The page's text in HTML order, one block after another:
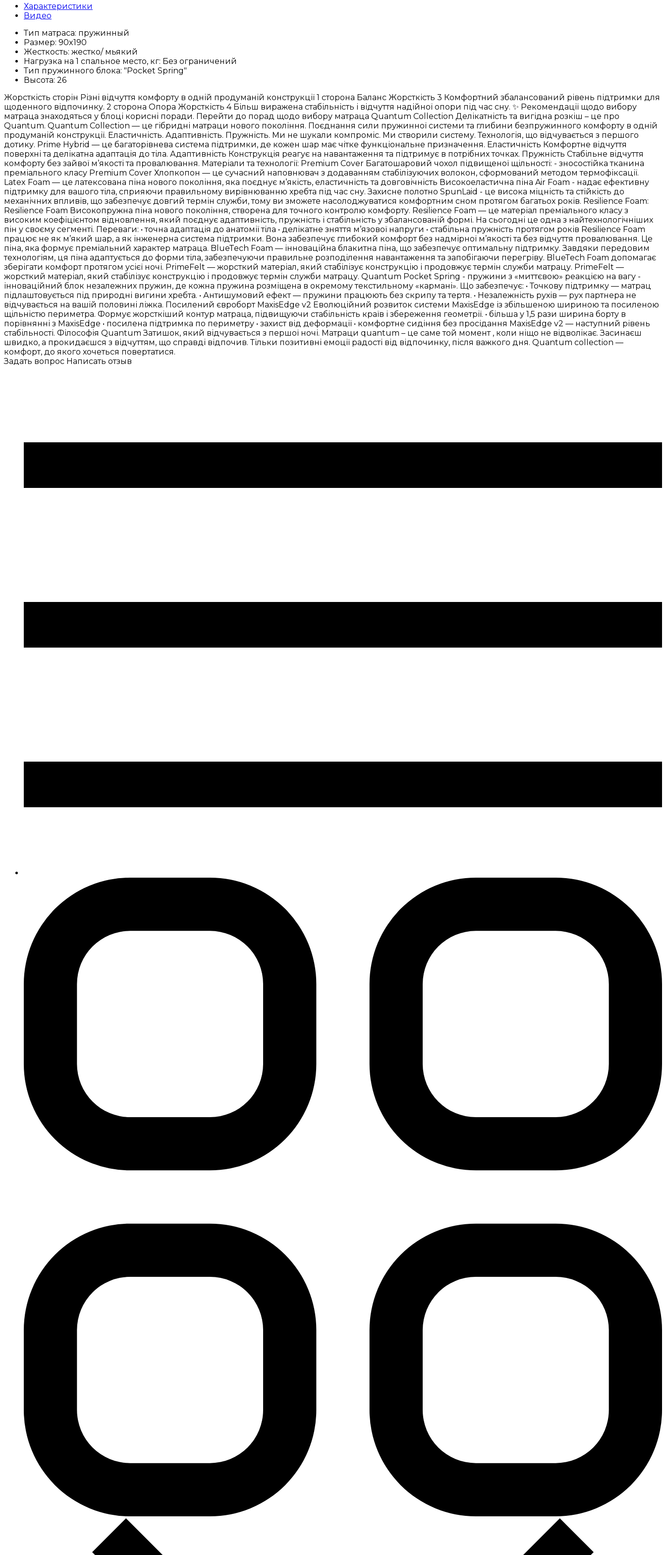
Характеристики
Видео
Тип матраса: пружинный
Размер: 90x190
Жесткость: жестко/ мьякий
Нагрузка на 1 спальное место, кг: Без ограничений
Тип пружинного блока: "Pocket Spring"
Высота: 26
Жорсткість сторін Різні відчуття комфорту в одній продуманій конструкції 1 сторона Баланс Жорсткість 3 Комфортний збалансований рівень підтримки для
щоденного відпочинку. 2 сторона Опора Жорсткість 4 Більш виражена стабільність і відчуття надійної опори під час сну. ✨ Рекомендації щодо вибору
матраца знаходяться у блоці корисні поради. Перейти до порад щодо вибору матраца Quantum Collection Делікатність та вигідна розкіш – це про
Quantum. Quantum Collection — це гібридні матраци нового покоління. Поєднання сили пружинної системи та глибини безпружинного комфорту в одній
продуманій конструкції. Еластичність. Адаптивність. Пружність. Ми не шукали компроміс. Ми створили систему. Технологія, що відчувається з першого
дотику. Prime Hybrid — це багаторівнева система підтримки, де кожен шар має чітке функціональне призначення. Еластичність Комфортне відчуття
поверхні та делікатна адаптація до тіла. Адаптивність Конструкція реагує на навантаження та підтримує в потрібних точках. Пружність Стабільне відчуття
комфорту без зайвої м’якості та провалювання. Матеріали та технології: Premium Cover Багатошаровий чохол підвищеної щільності: - зносостійка тканина
преміального класу Premium Cover Хлопкопон — це сучасний наповнювач з додаванням стабілізуючих волокон, сформований методом термофіксації.
Latex Foam — це латексована піна нового покоління, яка поєднує м’якість, еластичність та довговічність Високоеластична піна Air Foam - надає ефективну
підтримку для вашого тіла, сприяючи правильному вирівнюванню хребта під час сну. Захисне полотно SpunLaid - це висока міцність та стійкість до
механічних впливів, що забезпечує довгий термін служби, тому ви зможете насолоджуватися комфортним сном протягом багатьох років. Resilience Foam:
Resilience Foam Високопружна піна нового покоління, створена для точного контролю комфорту. Resilience Foam — це матеріал преміального класу з
високим коефіцієнтом відновлення, який поєднує адаптивність, пружність і стабільність у збалансованій формі. На сьогодні це одна з найтехнологічніших
пін у своєму сегменті. Переваги: • точна адаптація до анатомії тіла • делікатне зняття м’язової напруги • стабільна пружність протягом років Resilience Foam
працює не як м’який шар, а як інженерна система підтримки. Вона забезпечує глибокий комфорт без надмірної м’якості та без відчуття провалювання. Це
піна, яка формує преміальний характер матраца. BlueTech Foam — інноваційна блакитна піна, що забезпечує оптимальну підтримку. Завдяки передовим
технологіям, ця піна адаптується до форми тіла, забезпечуючи правильне розподілення навантаження та запобігаючи перегріву. BlueTech Foam допомагає
зберігати комфорт протягом усієї ночі. PrimeFelt — жорсткий матеріал, який стабілізує конструкцію і продовжує термін служби матрацу. PrimeFelt —
жорсткий матеріал, який стабілізує конструкцію і продовжує термін служби матрацу. Quantum Pocket Spring - пружини з «миттєвою» реакцією на вагу -
інноваційний блок незалежних пружин, де кожна пружина розміщена в окремому текстильному «кармані». Що забезпечує: • Точкову підтримку — матрац
підлаштовується під природні вигини хребта. • Антишумовий ефект — пружини працюють без скрипу та тертя. • Незалежність рухів — рух партнера не
відчувається на вашій половині ліжка. Посилений євроборт MaxisEdge v2 Еволюційний розвиток системи MaxisEdge із збільшеною шириною та посиленою
щільністю периметра. Формує жорсткіший контур матраца, підвищуючи стабільність країв і збереження геометрії. • більша у 1,5 рази ширина борту в
порівнянні з MaxisEdge • посилена підтримка по периметру • захист від деформації • комфортне сидіння без просідання MaxisEdge v2 — наступний рівень
стабільності. Філософія Quantum Затишок, який відчувається з першої ночі. Матраци quantum – це саме той момент , коли ніщо не відволікає. Засинаєш
швидко, а прокидаєшся з відчуттям, що справді відпочив. Тільки позитивні емоції радості від відпочинку, після важкого дня. Quantum collection —
комфорт, до якого хочеться повертатися.
Задать вопрос Написать отзыв